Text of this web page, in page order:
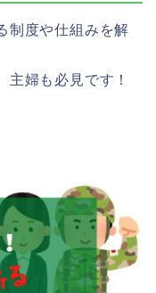
制度や仕組みを解
婦も必見です！